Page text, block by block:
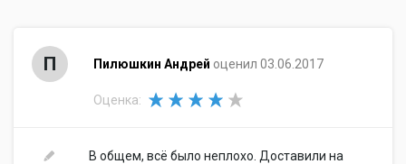
П Пилюшкин Андрей оценил 03.06.2017
Оценка:
В общем, всё было неплохо. Доставили на